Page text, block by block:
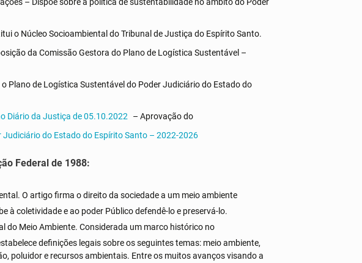
o Núcleo Socioambiental do Tribunal de Justiça do Espírito Santo.
da Comissão Gestora do Plano de Logística Sustentável –
Plano de Logística Sustentável do Poder Judiciário do Estado do
Diário da Justiça de 05.10.2022
– Aprovação do
do Estado do Espírito Santo – 2022-2026
Federal de 1988:
O artigo firma o direito da sociedade a um meio ambiente
à coletividade e ao poder Público defendê-lo e preservá-lo.
do Meio Ambiente. Considerada um marco histórico no
definições legais sobre os seguintes temas: meio ambiente,
poluidor e recursos ambientais. Entre os muitos avanços visando a